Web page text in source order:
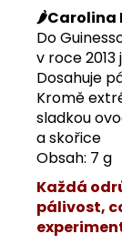
🌶️Carolina
Do
v roce
Dosahuje
Kromě
sladkou
a skořice
Obsah: 7 g
Každá
pálivost,